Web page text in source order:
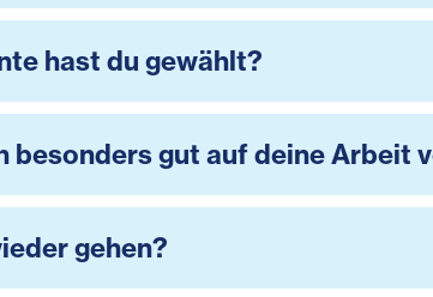
hast du gewählt?
besonders gut auf deine Arbeit
gehen?